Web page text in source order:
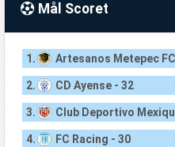
Mål Scoret
1. Artesanos Metepec
2. CD Ayense - 32
3. Club Deportivo
4. FC Racing - 30